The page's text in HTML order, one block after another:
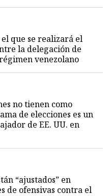
que se realizará el
la delegación de
venezolano
no tienen como
de elecciones es un
de EE. UU. en
“ajustados” en
de ofensivas contra el